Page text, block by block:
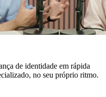
de identidade em rápida
no seu próprio ritmo.